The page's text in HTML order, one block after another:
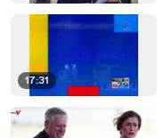
17:31